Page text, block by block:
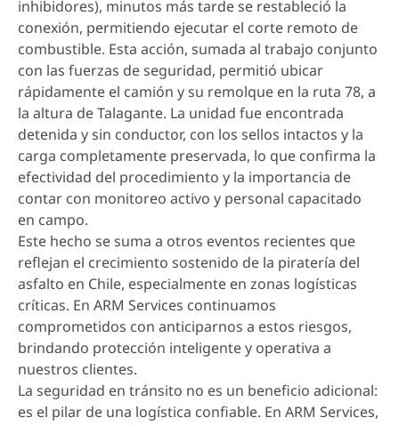
inhibidores), minutos más tarde se restableció la
conexión, permitiendo ejecutar el corte remoto de
combustible. Esta acción, sumada al trabajo conjunto
con las fuerzas de seguridad, permitió ubicar
rápidamente el camión y su remolque en la ruta 78, a
la altura de Talagante. La unidad fue encontrada
detenida y sin conductor, con los sellos intactos y la
carga completamente preservada, lo que confirma la
efectividad del procedimiento y la importancia de
contar con monitoreo activo y personal capacitado
en campo.
Este hecho se suma a otros eventos recientes que
reflejan el crecimiento sostenido de la piratería del
asfalto en Chile, especialmente en zonas logísticas
críticas. En ARM Services continuamos
comprometidos con anticiparnos a estos riesgos,
brindando protección inteligente y operativa a
nuestros clientes.
La seguridad en tránsito no es un beneficio adicional:
es el pilar de una logística confiable. En ARM Services,